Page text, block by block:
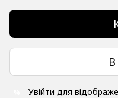
Увійти для